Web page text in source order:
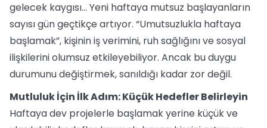
gelecek kaygısı… Yeni haftaya mutsuz başlayanların
sayısı gün geçtikçe artıyor. “Umutsuzlukla haftaya
başlamak”, kişinin iş verimini, ruh sağlığını ve sosyal
ilişkilerini olumsuz etkileyebiliyor. Ancak bu duygu
durumunu değiştirmek, sanıldığı kadar zor değil.
Mutluluk İçin İlk Adım: Küçük Hedefler Belirleyin
Haftaya dev projelerle başlamak yerine küçük ve